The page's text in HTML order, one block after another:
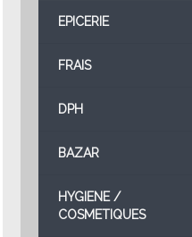
EPICERIE
FRAIS
DPH
BAZAR
HYGIENE /
COSMETIQUES